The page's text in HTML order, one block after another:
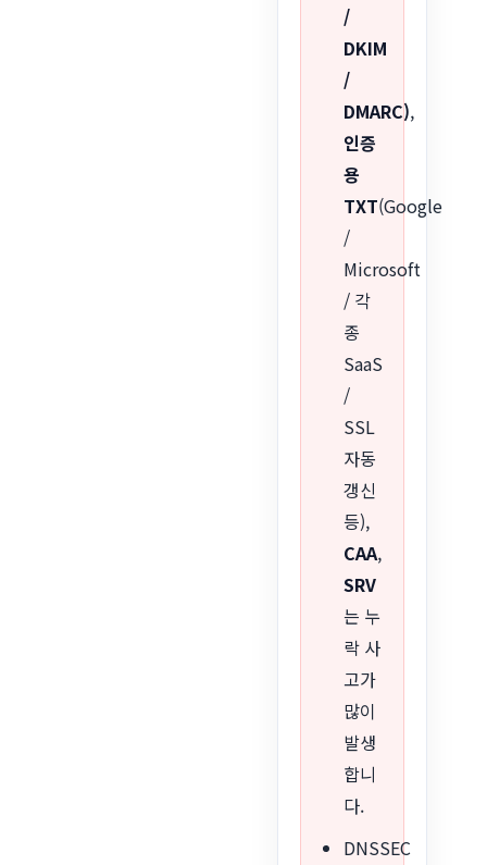
/
DKIM
/
DMARC),
인증
용
TXT(Google
/
Microsoft
/ 각
종
SaaS
/
SSL
자동
갱신
등),
CAA,
SRV
는 누
락 사
고가
많이
발생
합니
다.
DNSSEC